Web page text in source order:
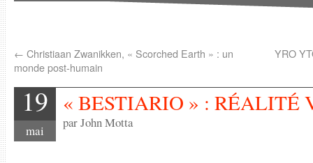
← Christiaan Zwanikken, « Scorched Earth » : un
monde post-humain
YRO
19
mai
« BESTIARIO » : RÉALITÉ
par John Motta